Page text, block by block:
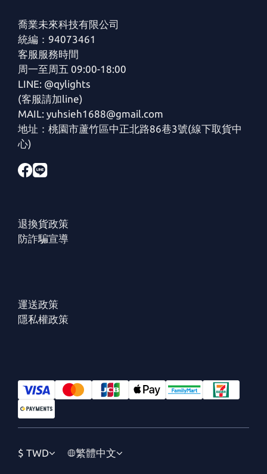
喬業未來科技有限公司
統編：94073461
客服服務時間
周一至周五 09:00-18:00
LINE: @qylights
(客服請加line)
MAIL: yuhsieh1688@gmail.com
地址：桃園市蘆竹區中正北路86巷3號(線下取貨中
心)
退換貨政策
防詐騙宣導
運送政策
隱私權政策
$ TWD 繁體中文